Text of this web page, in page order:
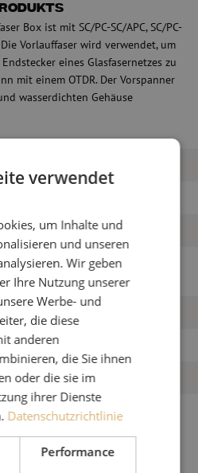
Box ist mit SC/PC-SC/APC, SC/PC-
Vorlauffaser wird verwendet, um
eines Glasfasernetzes zu
mit einem OTDR. Der Vorspanner
wasserdichten Gehäuse
Nachlauffaser Box, 2x 1000m, SM,
SC/APC, SC/PC-LC/APC, 2,0mm, 5m
Nachlauffaser Box
verwendet
um Inhalte und
und unseren
Wir geben
Ihre Nutzung unserer
Werbe- und
die diese
anderen
die Sie ihnen
oder die sie im
ihrer Dienste
Datenschutzrichtlinie
Performance